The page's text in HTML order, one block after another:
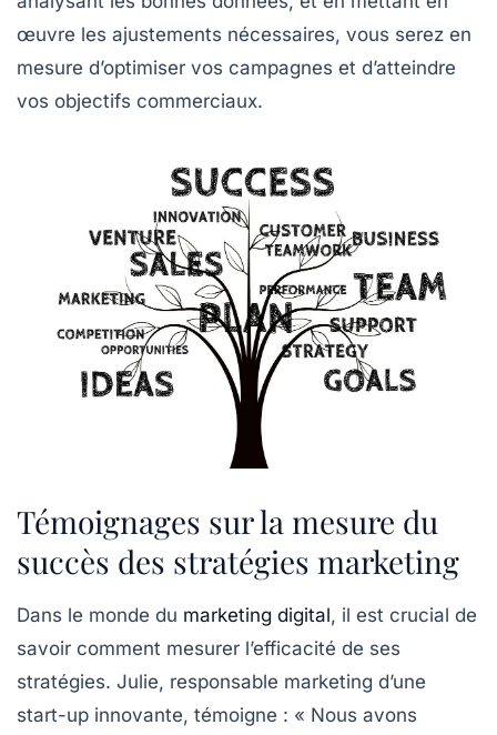
œuvre les ajustements nécessaires, vous serez en
mesure d’optimiser vos campagnes et d’atteindre
vos objectifs commerciaux.
Témoignages sur la mesure du
succès des stratégies marketing
Dans le monde du marketing digital, il est crucial de
savoir comment mesurer l’efficacité de ses
stratégies. Julie, responsable marketing d’une
start-up innovante, témoigne : « Nous avons